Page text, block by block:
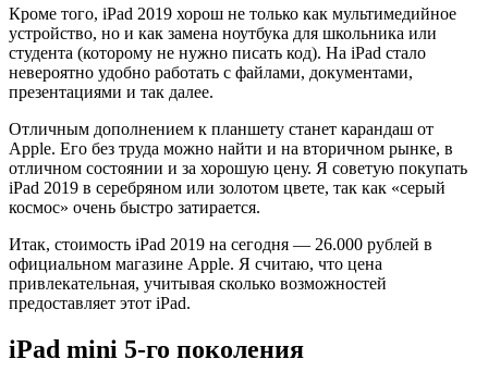
Кроме того, iPad 2019 хорош не только как мультимедийное
устройство, но и как замена ноутбука для школьника или
студента (которому не нужно писать код). На iPad стало
невероятно удобно работать с файлами, документами,
презентациями и так далее.
Отличным дополнением к планшету станет карандаш от
Apple. Его без труда можно найти и на вторичном рынке, в
отличном состоянии и за хорошую цену. Я советую покупать
iPad 2019 в серебряном или золотом цвете, так как «серый
космос» очень быстро затирается.
Итак, стоимость iPad 2019 на сегодня — 26.000 рублей в
официальном магазине Apple. Я считаю, что цена
привлекательная, учитывая сколько возможностей
предоставляет этот iPad.
iPad mini 5-го поколения